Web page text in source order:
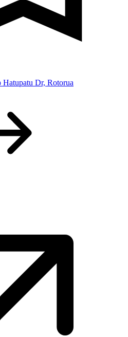
Hatupatu Dr, Rotorua